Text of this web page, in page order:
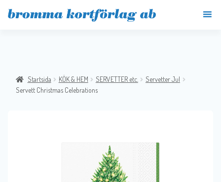
Startsida KÖK & HEM SERVETTER etc.
Servetter Jul
Servett Christmas Celebrations